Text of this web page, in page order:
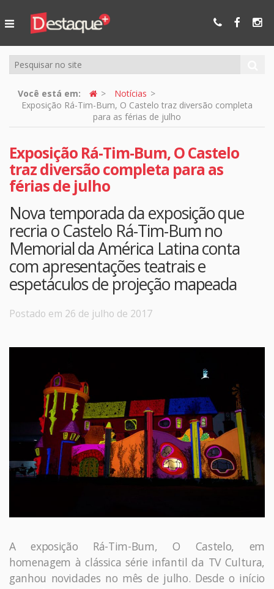
Online
Você está em:
Notícias
Exposição Rá-Tim-Bum, O Castelo traz diversão completa
para as férias de julho
Exposição Rá-Tim-Bum, O Castelo
traz diversão completa para as
férias de julho
Nova temporada da exposição que
recria o Castelo Rá-Tim-Bum no
Memorial da América Latina conta
com apresentações teatrais e
espetáculos de projeção mapeada
Postado em 26 de julho de 2017
A exposição Rá-Tim-Bum, O Castelo, em
homenagem à clássica série infantil da TV Cultura,
ganhou novidades no mês de julho. Desde o início